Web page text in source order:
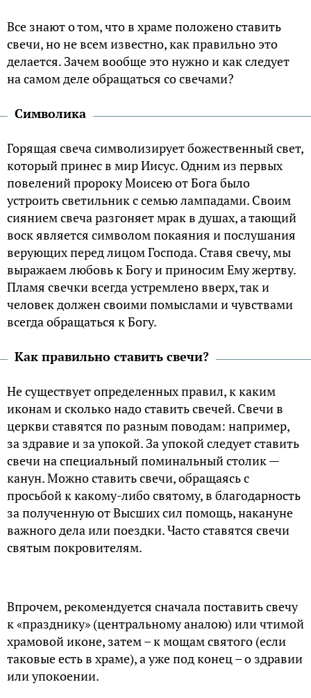
Все знают о том, что в храме положено ставить
свечи, но не всем известно, как правильно это
делается. Зачем вообще это нужно и как следует
на самом деле обращаться со свечами?
Символика
Горящая свеча символизирует божественный свет,
который принес в мир Иисус. Одним из первых
повелений пророку Моисею от Бога было
устроить светильник с семью лампадами. Своим
сиянием свеча разгоняет мрак в душах, а тающий
воск является символом покаяния и послушания
верующих перед лицом Господа. Ставя свечу, мы
выражаем любовь к Богу и приносим Ему жертву.
Пламя свечки всегда устремлено вверх, так и
человек должен своими помыслами и чувствами
всегда обращаться к Богу.
Как правильно ставить свечи?
Не существует определенных правил, к каким
иконам и сколько надо ставить свечей. Свечи в
церкви ставятся по разным поводам: например,
за здравие и за упокой. За упокой следует ставить
свечи на специальный поминальный столик —
канун. Можно ставить свечи, обращаясь с
просьбой к какому-либо святому, в благодарность
за полученную от Высших сил помощь, накануне
важного дела или поездки. Часто ставятся свечи
святым покровителям.
Впрочем, рекомендуется сначала поставить свечу
к «празднику» (центральному аналою) или чтимой
храмовой иконе, затем – к мощам святого (если
таковые есть в храме), а уже под конец – о здравии
или упокоении.